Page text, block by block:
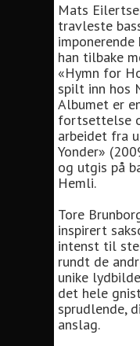
Mats
travleste
han tilbake
«Hymn for
spilt inn hos
Albumet er
fortsettelse
arbeidet fra
Yonder»
og utgis på
Hemli.
Tore
inspirert
intenst til
rundt de
unike
det hele
sprudlende,
anslag.